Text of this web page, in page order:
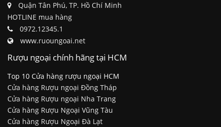
Quận Tân Phú, TP. Hồ Chí Minh
HOTLINE mua hàng
0972.12345.1
www.ruoungoai.net
Rượu ngoại chính hãng tại HCM
Top 10 Cửa hàng rượu ngoại HCM
Cửa hàng Rượu ngoại Đồng Tháp
Cửa hàng Rượu ngoại Nha Trang
Cửa hàng Rượu Ngoại Vũng Tàu
Cửa hàng Rượu Ngoại Đà Lạt